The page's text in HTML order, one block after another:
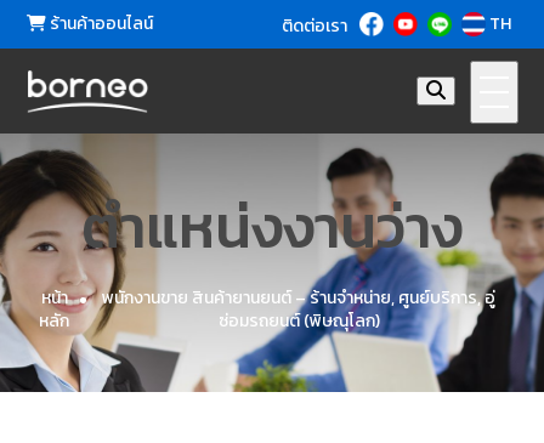
ร้านค้าออนไลน์ ติดต่อเรา TH
ตำแหน่งงานว่าง
หน้า
หลัก
พนักงานขาย สินค้ายานยนต์ – ร้านจำหน่าย, ศูนย์บริการ, อู่
ซ่อมรถยนต์ (พิษณุโลก)